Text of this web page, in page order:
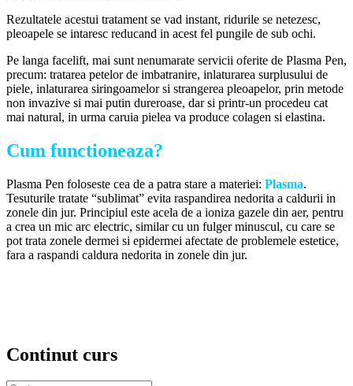
Rezultatele acestui tratament se vad instant, ridurile se netezesc,
pleoapele se intaresc reducand in acest fel pungile de sub ochi.
Pe langa facelift, mai sunt nenumarate servicii oferite de Plasma Pen,
precum: tratarea petelor de imbatranire, inlaturarea surplusului de
piele, inlaturarea siringoamelor si strangerea pleoapelor, prin metode
non invazive si mai putin dureroase, dar si printr-un procedeu cat
mai natural, in urma caruia pielea va produce colagen si elastina.
Cum functioneaza?
Plasma Pen foloseste cea de a patra stare a materiei: Plasma.
Tesuturile tratate “sublimat” evita raspandirea nedorita a caldurii in
zonele din jur. Principiul este acela de a ioniza gazele din aer, pentru
a crea un mic arc electric, similar cu un fulger minuscul, cu care se
pot trata zonele dermei si epidermei afectate de problemele estetice,
fara a raspandi caldura nedorita in zonele din jur.
Continut curs